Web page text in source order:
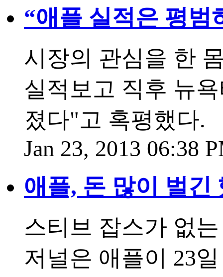
“애플 실적은 평범
시장의 관심을 한
실적보고 직후 뉴
졌다"고 혹평했다.
Jan 23, 2013 06:38
애플, 돈 많이 벌긴
스티브 잡스가 없
저널은 애플이 23